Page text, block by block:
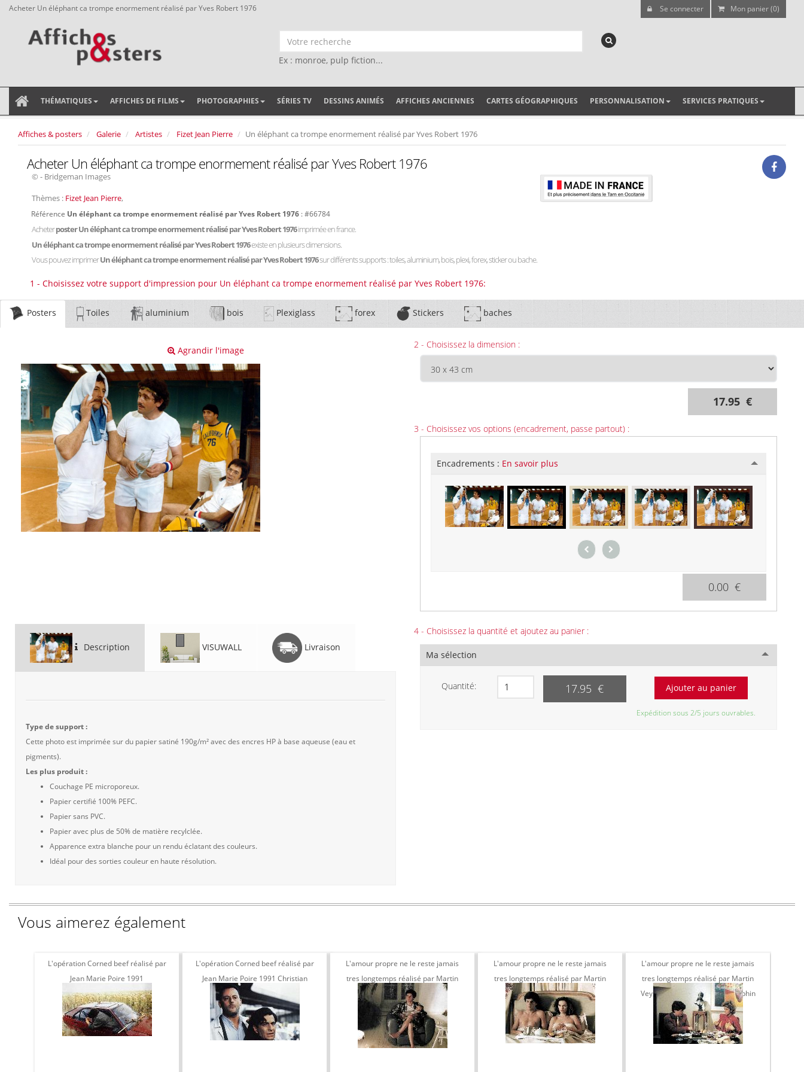
Acheter Un éléphant ca trompe enormement réalisé par Yves Robert 1976 Se connecter Mon panier (0)
Ex : monroe, pulp fiction...
THÉMATIQUES AFFICHES DE FILMS PHOTOGRAPHIES SÉRIES TV DESSINS ANIMÉS AFFICHES ANCIENNES CARTES GÉOGRAPHIQUES PERSONNALISATION SERVICES PRATIQUES
Affiches & posters Galerie Artistes Fizet Jean Pierre Un éléphant ca trompe enormement réalisé par Yves Robert 1976
Acheter Un éléphant ca trompe enormement réalisé par Yves Robert 1976
© - Bridgeman Images
Thèmes : Fizet Jean Pierre,
Référence Un éléphant ca trompe enormement réalisé par Yves Robert 1976 : #66784
Acheterposter Un éléphant ca trompe enormement réalisé par Yves Robert 1976imprimée en france.
Un éléphant ca trompe enormement réalisé par Yves Robert 1976existe en plusieurs dimensions.
Vous pouvez imprimerUn éléphant ca trompe enormement réalisé par Yves Robert 1976sur différents supports : toiles, aluminium, bois, plexi, forex, sticker ou bache.
1 - Choisissez votre support d'impression pour Un éléphant ca trompe enormement réalisé par Yves Robert 1976:
Posters Toiles aluminium bois Plexiglass forex Stickers baches
Agrandir l'image
Description VISUWALL Livraison
Type de support :
Cette photo est imprimée sur du papier satiné 190g/m² avec des encres HP à base aqueuse (eau et
pigments).
Les plus produit :
Couchage PE microporeux.
Papier certifié 100% PEFC.
Papier sans PVC.
Papier avec plus de 50% de matière recylclée.
Apparence extra blanche pour un rendu éclatant des couleurs.
Idéal pour des sorties couleur en haute résolution.
2 - Choisissez la dimension :
17.95 €
3 - Choisissez vos options (encadrement, passe partout) :
Encadrements : En savoir plus
0.00 €
4 - Choisissez la quantité et ajoutez au panier :
Ma sélection
Quantité: 17.95 €
Expédition sous 2/5 jours ouvrables.
Vous aimerez également
L'opération Corned beef réalisé par
Jean Marie Poire 1991
L'opération Corned beef réalisé par
Jean Marie Poire 1991 Christian
Clavier et Jean Reno
L'amour propre ne le reste jamais
tres longtemps réalisé par Martin
Veyron, 1985
L'amour propre ne le reste jamais
tres longtemps réalisé par Martin
Veyron, 1985
L'amour propre ne le reste jamais
tres longtemps réalisé par Martin
Veyron, 1985 Jean Claude Dauphin
et Corinne Touzet